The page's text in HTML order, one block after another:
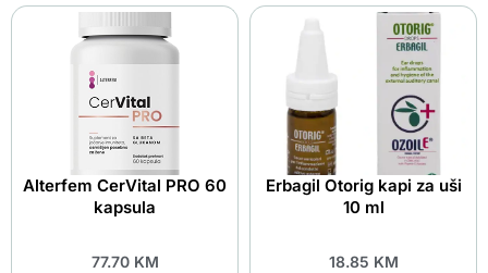
Alterfem CerVital PRO 60
kapsula
77.70 KM
Erbagil Otorig kapi za uši
10 ml
18.85 KM